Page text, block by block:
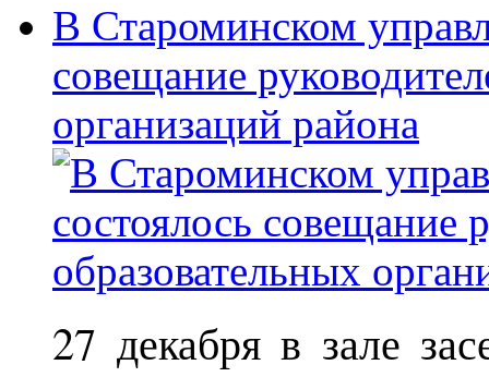
В Староминском
совещание
организаций района
27 декабря в зале